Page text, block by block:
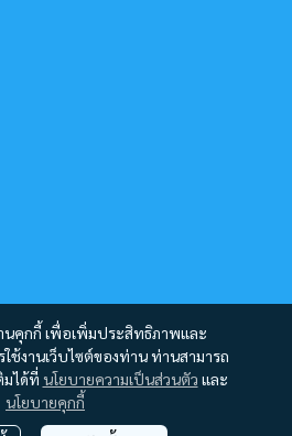
นคุกกี้ เพื่อเพิ่มประสิทธิภาพและ
ช้งานเว็บไซต์ของท่าน ท่านสามารถ
มได้ที่ นโยบายความเป็นส่วนตัว และ
นโยบายคุกกี้